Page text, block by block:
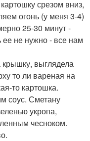
срезом вниз,
огонь (у меня 3-4)
25-30 минут -
ее не нужно - все нам
крышку, выглядела
то ли вареная на
то картошка.
соус. Сметану
укропа,
чесноком.